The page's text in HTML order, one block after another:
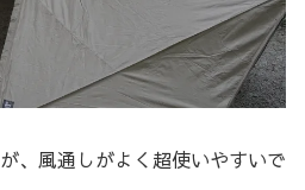
、風通しがよく超使いやすいで